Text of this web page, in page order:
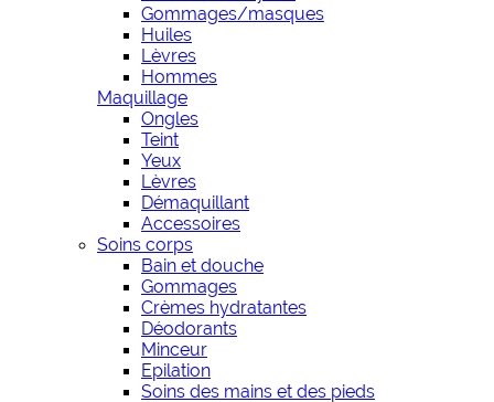
Gommages/masques
Huiles
Lèvres
Hommes
Maquillage
Ongles
Teint
Yeux
Lèvres
Démaquillant
Accessoires
Soins corps
Bain et douche
Gommages
Crèmes hydratantes
Déodorants
Minceur
Epilation
Soins des mains et des pieds